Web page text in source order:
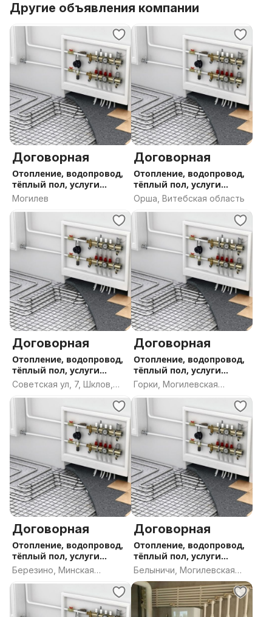
Другие объявления компании
Договорная
Отопление, водопровод,
тёплый пол, услуги
сантехника.
Могилев
Договорная
Отопление, водопровод,
тёплый пол, услуги
сантехника
Орша, Витебская область
Договорная
Отопление, водопровод,
тёплый пол, услуги
сантехника
Советская ул, 7, Шклов,
Шкловский район,
Могилёвская область
Договорная
Отопление, водопровод,
тёплый пол, услуги
сантехника
Горки, Могилевская
область
Договорная
Отопление, водопровод,
тёплый пол, услуги
сантехника
Березино, Минская
область
Договорная
Отопление, водопровод,
тёплый пол, услуги
сантехника
Белыничи, Могилевская
область